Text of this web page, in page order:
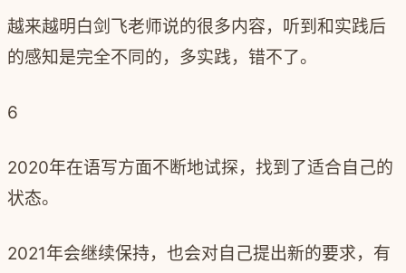
越来越明白剑飞老师说的很多内容，听到和实践后
的感知是完全不同的，多实践，错不了。
6
2020年在语写方面不断地试探，找到了适合自己的
状态。
2021年会继续保持，也会对自己提出新的要求，有